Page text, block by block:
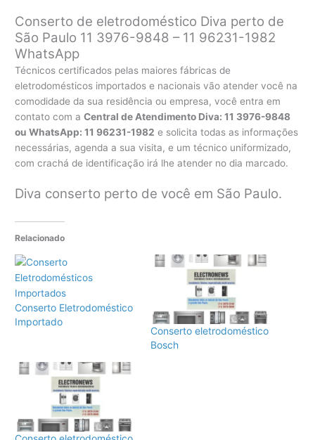
Conserto de eletrodoméstico Diva perto de
São Paulo 11 3976-9848 – 11 96231-1982
WhatsApp
Técnicos certificados pelas maiores fábricas de
eletrodomésticos importados e nacionais vão atender você na
comodidade da sua residência ou empresa, você entra em
contato com aCentral de Atendimento Diva: 11 3976-9848
ou WhatsApp: 11 96231-1982 e solicita todas as informações
necessárias, agenda a sua visita, e um técnico uniformizado,
com crachá de identificação irá lhe atender no dia marcado.
Diva conserto perto de você em São Paulo.
Relacionado
Conserto Eletrodoméstico
Importado
Conserto eletrodoméstico
Bosch